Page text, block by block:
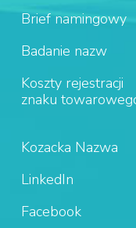
Brief namingowy
Badanie nazw
Koszty rejestracji
znaku
Kozacka Nazwa
LinkedIn
Facebook